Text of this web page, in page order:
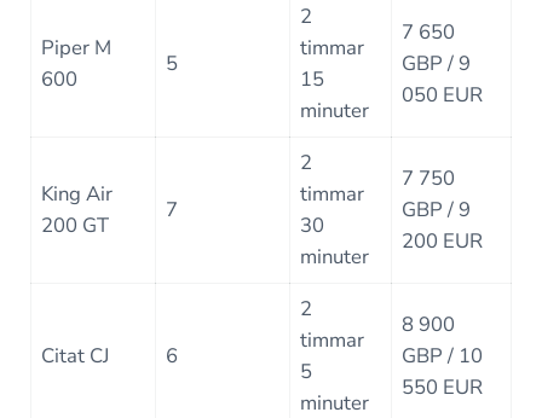
Piper M
600
5
2
timmar
15
minuter
7 650
GBP / 9
050 EUR
King Air
200 GT
7
2
timmar
30
minuter
7 750
GBP / 9
200 EUR
Citat CJ 6
2
timmar
5
minuter
8 900
GBP / 10
550 EUR